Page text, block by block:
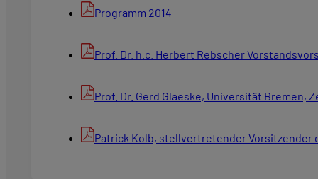
Programm 2014
Prof. Dr. h.c. Herbert Rebscher
Prof. Dr. Gerd Glaeske, Universität
Patrick Kolb, stellvertretender Vorsitzender